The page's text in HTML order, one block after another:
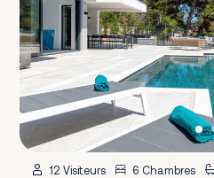
12 Visiteurs 6 Chambres